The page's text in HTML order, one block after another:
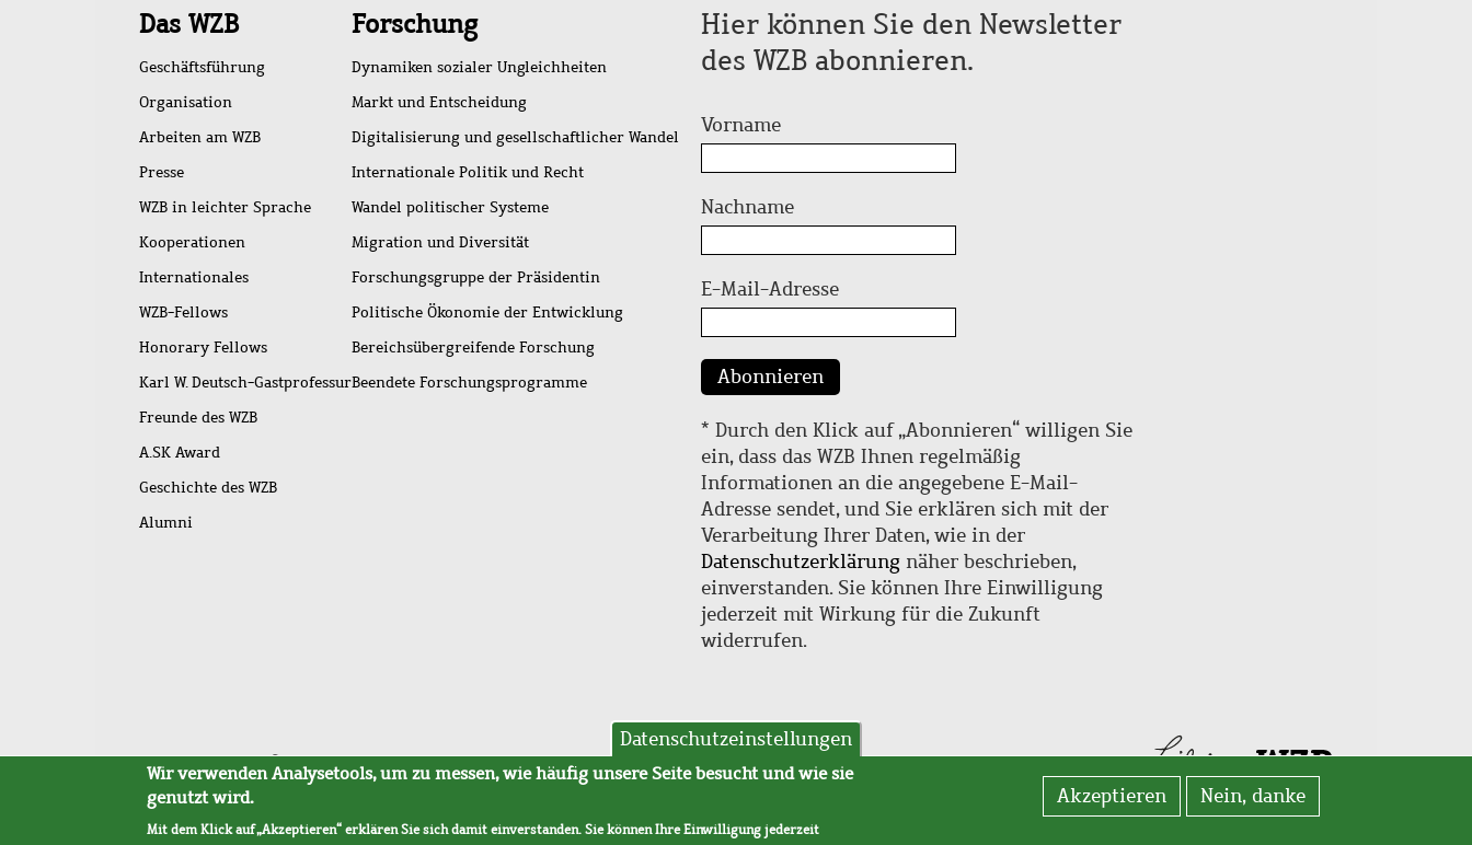
Schnellzugriff
Das WZB
Geschäftsführung
Organisation
Arbeiten am WZB
Presse
WZB in leichter Sprache
Kooperationen
Internationales
WZB-Fellows
Honorary Fellows
Karl W. Deutsch-Gastprofessur
Freunde des WZB
A.SK Award
Geschichte des WZB
Alumni
Forschung
Dynamiken sozialer Ungleichheiten
Markt und Entscheidung
Digitalisierung und gesellschaftlicher Wandel
Internationale Politik und Recht
Wandel politischer Systeme
Migration und Diversität
Forschungsgruppe der Präsidentin
Politische Ökonomie der Entwicklung
Bereichsübergreifende Forschung
Beendete Forschungsprogramme
Hier können Sie den Newsletter
des WZB abonnieren.
Vorname
Nachname
E-Mail-Adresse
Abonnieren
* Durch den Klick auf „Abonnieren“ willigen Sie
ein, dass das WZB Ihnen regelmäßig
Informationen an die angegebene E-Mail-
Adresse sendet, und Sie erklären sich mit der
Verarbeitung Ihrer Daten, wie in der
Datenschutzerklärung näher beschrieben,
einverstanden. Sie können Ihre Einwilligung
jederzeit mit Wirkung für die Zukunft
widerrufen.
Fußleistenmenü
SitemapBarrierefreiheitImpressumDatenschutzAVB
Datenschutzeinstellungen
Wir verwenden Analysetools, um zu messen, wie häufig unsere Seite besucht und wie sie
genutzt wird.
Mit dem Klick auf „Akzeptieren“ erklären Sie sich damit einverstanden. Sie können Ihre Einwilligung jederzeit
Akzeptieren Nein, danke